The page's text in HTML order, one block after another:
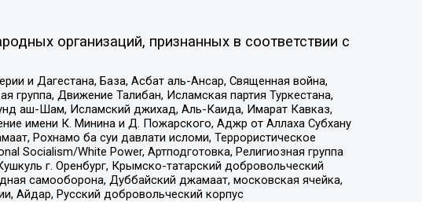
организаций, признанных в соответствии с
и Дагестана, База, Асбат аль-Ансар, Священная война,
Движение Талибан, Исламская партия Туркестана,
аш-Шам, Исламский джихад, Аль-Каида, Имарат Кавказ,
имени К. Минина и Д. Пожарского, Аджр от Аллаха Субхану
Рохнамо ба суи давлати исломи, Террористическое
Socialism/White Power, Артподготовка, Религиозная группа
г. Оренбург, Крымско-татарский добровольческий
самооборона, Дуббайский джамаат, московская ячейка,
Айдар, Русский добровольческий корпус